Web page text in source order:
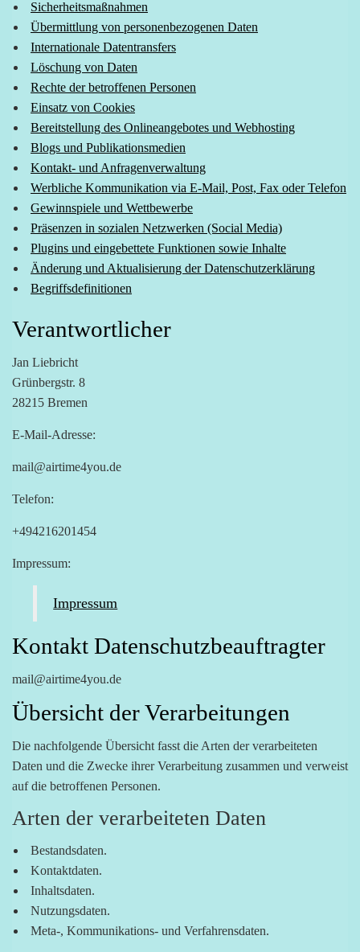
Sicherheitsmaßnahmen
Übermittlung von personenbezogenen Daten
Internationale Datentransfers
Löschung von Daten
Rechte der betroffenen Personen
Einsatz von Cookies
Bereitstellung des Onlineangebotes und Webhosting
Blogs und Publikationsmedien
Kontakt- und Anfragenverwaltung
Werbliche Kommunikation via E-Mail, Post, Fax oder Telefon
Gewinnspiele und Wettbewerbe
Präsenzen in sozialen Netzwerken (Social Media)
Plugins und eingebettete Funktionen sowie Inhalte
Änderung und Aktualisierung der Datenschutzerklärung
Begriffsdefinitionen
Verantwortlicher
Jan Liebricht
Grünbergstr. 8
28215 Bremen
E-Mail-Adresse:
mail@airtime4you.de
Telefon:
+494216201454
Impressum:
Impressum
Kontakt Datenschutzbeauftragter
mail@airtime4you.de
Übersicht der Verarbeitungen
Die nachfolgende Übersicht fasst die Arten der verarbeiteten
Daten und die Zwecke ihrer Verarbeitung zusammen und verweist
auf die betroffenen Personen.
Arten der verarbeiteten Daten
Bestandsdaten.
Kontaktdaten.
Inhaltsdaten.
Nutzungsdaten.
Meta-, Kommunikations- und Verfahrensdaten.